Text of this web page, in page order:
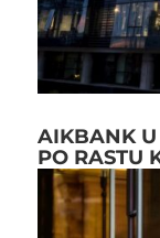
AIKBANK U
PO RASTU